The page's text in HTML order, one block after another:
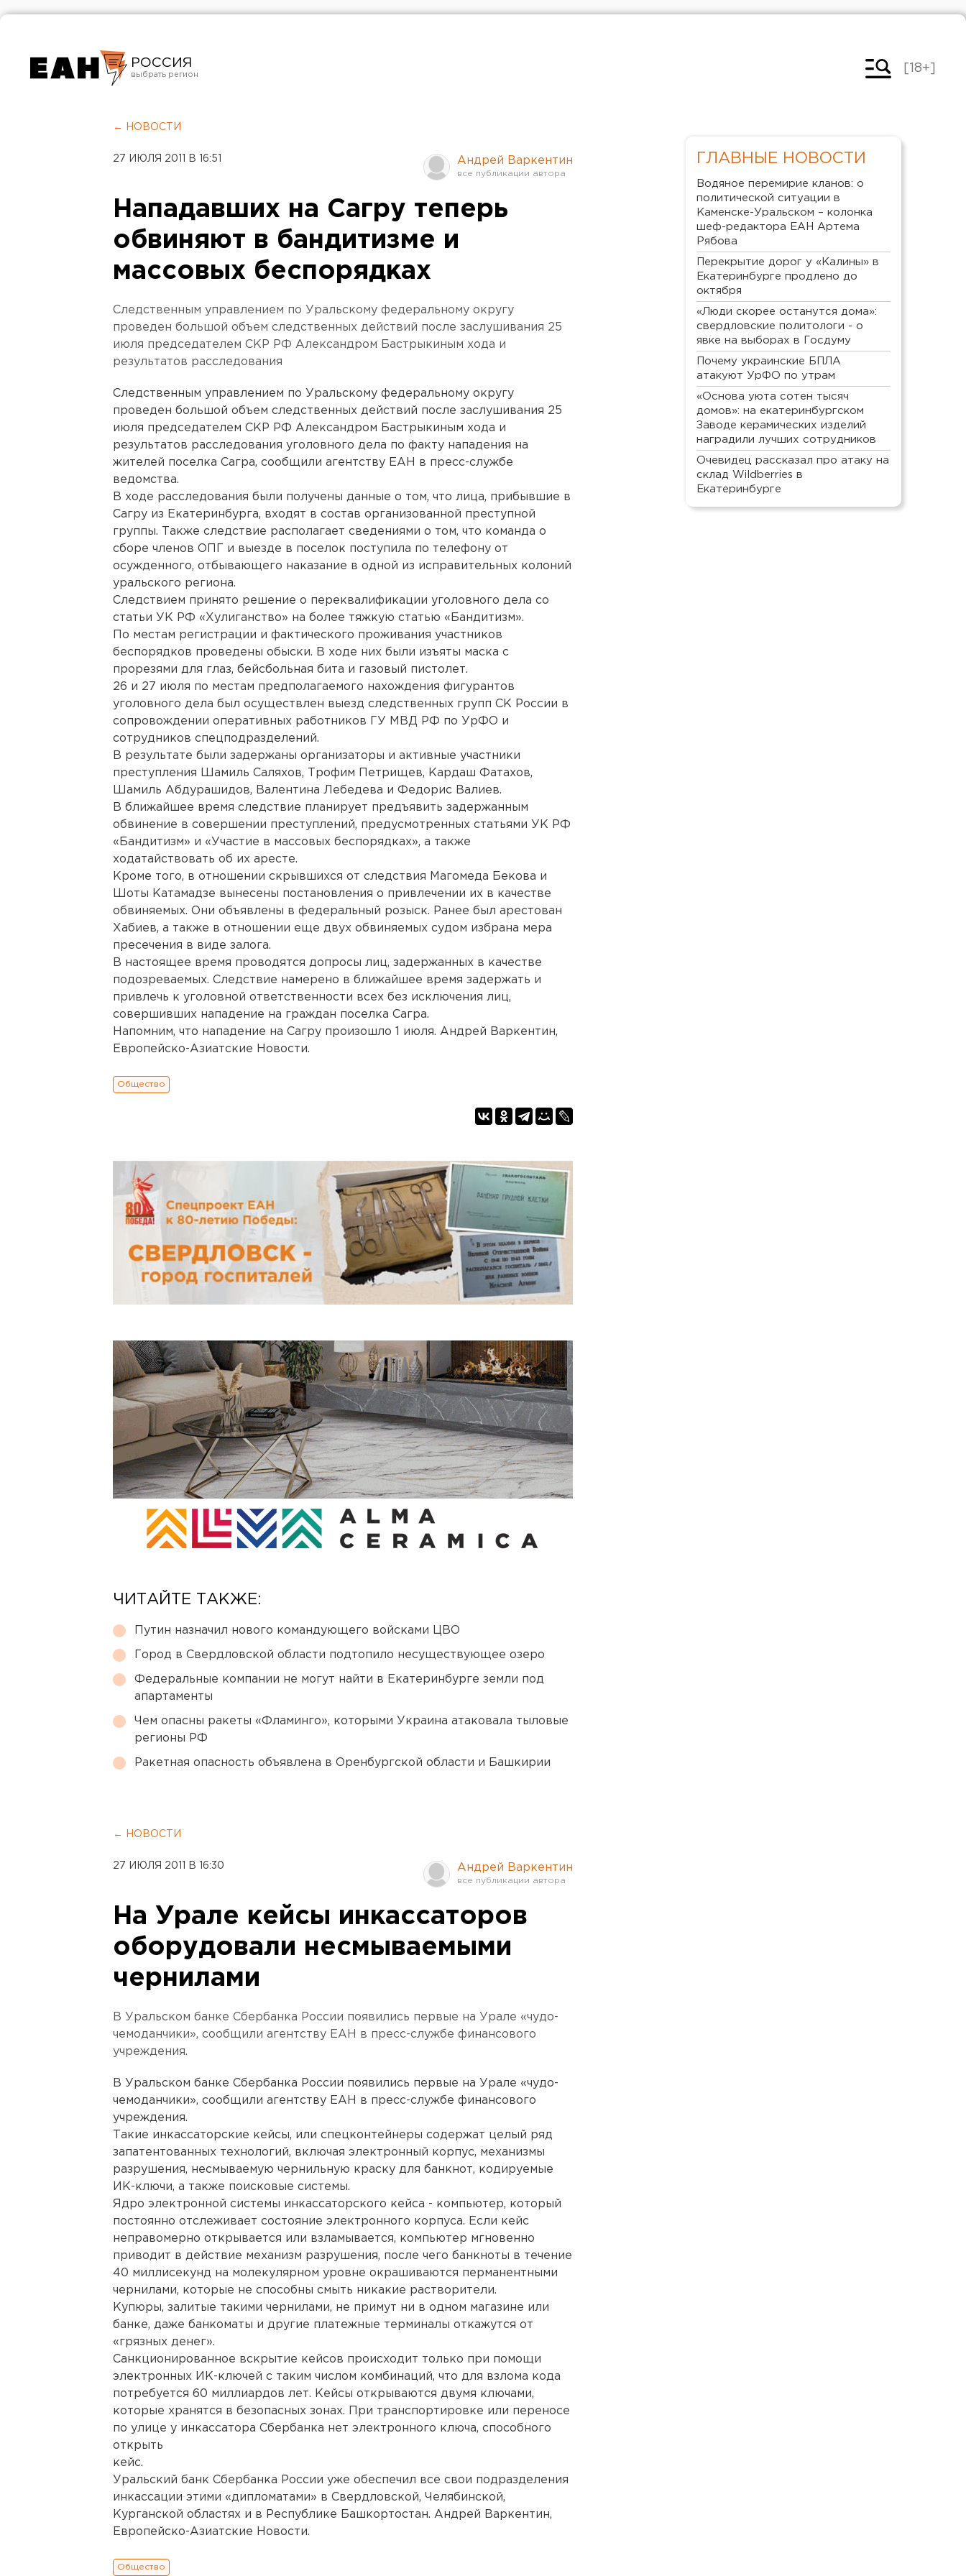
РОССИЯ
Челябинск
[18+]
← НОВОСТИ
27 ИЮЛЯ 2011 В 16:51 Андрей Варкентин
Нападавших на Сагру теперь
обвиняют в бандитизме и
массовых беспорядках
Следственным управлением по Уральскому федеральному округу
проведен большой объем следственных действий после заслушивания 25
июля председателем СКР РФ Александром Бастрыкиным хода и
результатов расследования
Следственным управлением по Уральскому федеральному округу
проведен большой объем следственных действий после заслушивания 25
июля председателем СКР РФ Александром Бастрыкиным хода и
результатов расследования уголовного дела по факту нападения на
жителей поселка Сагра, сообщили агентству ЕАН в пресс-службе
ведомства.
В ходе расследования были получены данные о том, что лица, прибывшие в
Сагру из Екатеринбурга, входят в состав организованной преступной
группы. Также следствие располагает сведениями о том, что команда о
сборе членов ОПГ и выезде в поселок поступила по телефону от
осужденного, отбывающего наказание в одной из исправительных колоний
уральского региона.
Следствием принято решение о переквалификации уголовного дела со
статьи УК РФ «Хулиганство» на более тяжкую статью «Бандитизм».
По местам регистрации и фактического проживания участников
беспорядков проведены обыски. В ходе них были изъяты маска с
прорезями для глаз, бейсбольная бита и газовый пистолет.
26 и 27 июля по местам предполагаемого нахождения фигурантов
уголовного дела был осуществлен выезд следственных групп СК России в
сопровождении оперативных работников ГУ МВД РФ по УрФО и
сотрудников спецподразделений.
В результате были задержаны организаторы и активные участники
преступления Шамиль Саляхов, Трофим Петрищев, Кардаш Фатахов,
Шамиль Абдурашидов, Валентина Лебедева и Федорис Валиев.
В ближайшее время следствие планирует предъявить задержанным
обвинение в совершении преступлений, предусмотренных статьями УК РФ
«Бандитизм» и «Участие в массовых беспорядках», а также
ходатайствовать об их аресте.
Кроме того, в отношении скрывшихся от следствия Магомеда Бекова и
Шоты Катамадзе вынесены постановления о привлечении их в качестве
обвиняемых. Они объявлены в федеральный розыск. Ранее был арестован
Хабиев, а также в отношении еще двух обвиняемых судом избрана мера
пресечения в виде залога.
В настоящее время проводятся допросы лиц, задержанных в качестве
подозреваемых. Следствие намерено в ближайшее время задержать и
привлечь к уголовной ответственности всех без исключения лиц,
совершивших нападение на граждан поселка Сагра.
Напомним, что нападение на Сагру произошло 1 июля. Андрей Варкентин,
Европейско-Азиатские Новости.
Общество
ЧИТАЙТЕ ТАКЖЕ:
Путин назначил нового командующего войсками ЦВО
Город в Свердловской области подтопило несуществующее озеро
Федеральные компании не могут найти в Екатеринбурге земли под
апартаменты
Чем опасны ракеты «Фламинго», которыми Украина атаковала тыловые
регионы РФ
Ракетная опасность объявлена в Оренбургской области и Башкирии
← НОВОСТИ
27 ИЮЛЯ 2011 В 16:30 Андрей Варкентин
На Урале кейсы инкассаторов
оборудовали несмываемыми
чернилами
В Уральском банке Сбербанка России появились первые на Урале «чудо-
чемоданчики», сообщили агентству ЕАН в пресс-службе финансового
учреждения.
В Уральском банке Сбербанка России появились первые на Урале «чудо-
чемоданчики», сообщили агентству ЕАН в пресс-службе финансового
учреждения.
Такие инкассаторские кейсы, или спецконтейнеры содержат целый ряд
запатентованных технологий, включая электронный корпус, механизмы
разрушения, несмываемую чернильную краску для банкнот, кодируемые
ИК-ключи, а также поисковые системы.
Ядро электронной системы инкассаторского кейса - компьютер, который
постоянно отслеживает состояние электронного корпуса. Если кейс
неправомерно открывается или взламывается, компьютер мгновенно
приводит в действие механизм разрушения, после чего банкноты в течение
40 миллисекунд на молекулярном уровне окрашиваются перманентными
чернилами, которые не способны смыть никакие растворители.
Купюры, залитые такими чернилами, не примут ни в одном магазине или
банке, даже банкоматы и другие платежные терминалы откажутся от
«грязных денег».
Санкционированное вскрытие кейсов происходит только при помощи
электронных ИК-ключей с таким числом комбинаций, что для взлома кода
потребуется 60 миллиардов лет. Кейсы открываются двумя ключами,
которые хранятся в безопасных зонах. При транспортировке или переносе
по улице у инкассатора Сбербанка нет электронного ключа, способного
открыть
кейс.
Уральский банк Сбербанка России уже обеспечил все свои подразделения
инкассации этими «дипломатами» в Свердловской, Челябинской,
Курганской областях и в Республике Башкортостан. Андрей Варкентин,
Европейско-Азиатские Новости.
Общество
ГЛАВНЫЕ НОВОСТИ
Водяное перемирие кланов: о
политической ситуации в
Каменске-Уральском – колонка
шеф-редактора ЕАН Артема
Рябова
Перекрытие дорог у «Калины» в
Екатеринбурге продлено до
октября
«Люди скорее останутся дома»:
свердловские политологи - о
явке на выборах в Госдуму
Почему украинские БПЛА
атакуют УрФО по утрам
«Основа уюта сотен тысяч
домов»: на екатеринбургском
Заводе керамических изделий
наградили лучших сотрудников
Очевидец рассказал про атаку на
склад Wildberries в
Екатеринбурге